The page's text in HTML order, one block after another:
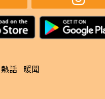
熱話 暖聞